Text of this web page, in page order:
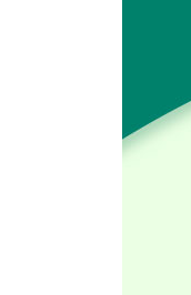
12
단어
UNIT 05
13